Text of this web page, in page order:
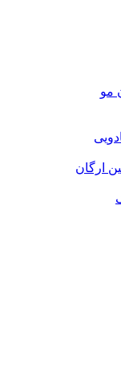
مو
ارگان